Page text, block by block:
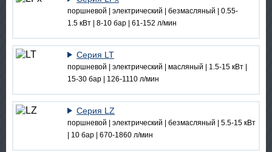
поршневой | электрический | безмасляный | 0.55-
1.5 кВт | 8-10 бар | 61-152 л/мин
Серия LT
поршневой | электрический | масляный | 1.5-15 кВт |
15-30 бар | 126-1110 л/мин
Серия LZ
поршневой | электрический | безмасляный | 5.5-15 кВт
| 10 бар | 670-1860 л/мин